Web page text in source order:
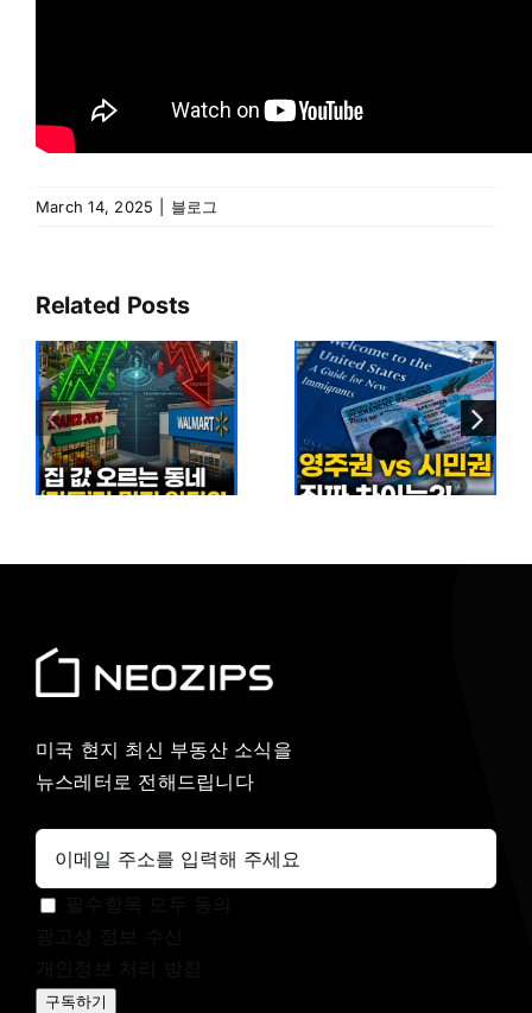
March 14, 2025 블로그
Related Posts
2026년 미국
영주권 vs
시민권 완벽
비교
미국 이민
감소 현실…
5개월 만에
140만 명
줄어든 이유
미국 현지 최신 부동산 소식을
뉴스레터로 전해드립니다
구독하기